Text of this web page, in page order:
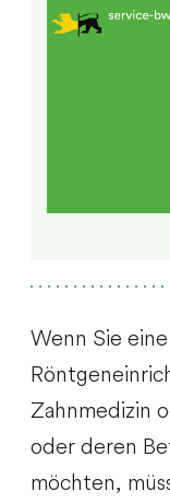
Wenn Sie
Zahnmedizin
oder deren
möchten,